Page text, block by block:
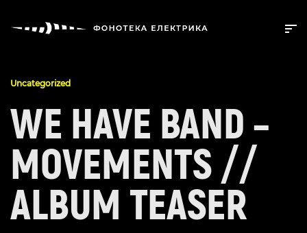
Uncategorized
WE HAVE BAND –
MOVEMENTS //
ALBUM TEASER